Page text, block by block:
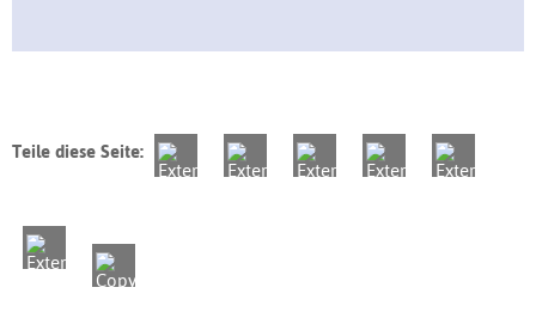
Teile diese Seite: